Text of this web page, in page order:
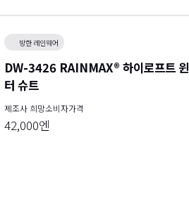
방한 레인웨어
DW-3426 RAINMAX® 하이로프트 윈
터 슈트
제조사 희망소비자가격
42,000엔